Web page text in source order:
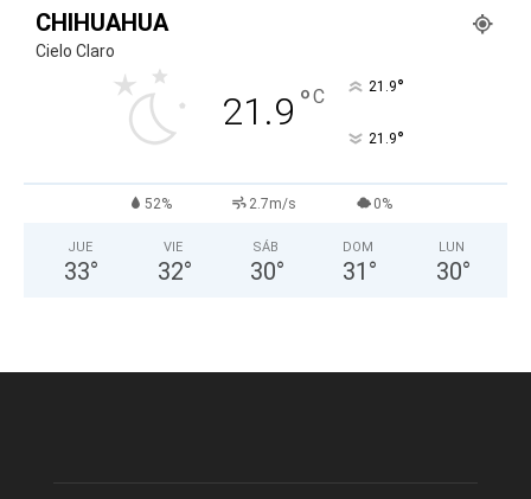
CHIHUAHUA
Cielo Claro
21.9 °C 21.9°
21.9°
52% 2.7m/s 0%
JUE
33°
VIE
32°
SÁB
30°
DOM
31 °
LUN
30°